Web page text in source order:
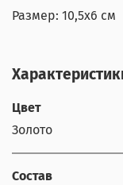
Размер: 10,5x6 см
Цвет
Золото
Состав